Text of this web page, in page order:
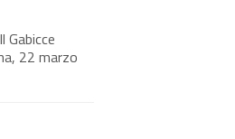
Gabicce
22 marzo